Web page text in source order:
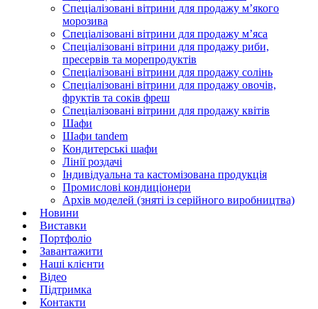
Спеціалізовані вітрини для продажу м’якого
морозива
Спеціалізовані вітрини для продажу м’яса
Спеціалізовані вітрини для продажу риби,
пресервів та морепродуктів
Спеціалізовані вітрини для продажу солінь
Спеціалізовані вітрини для продажу овочів,
фруктів та соків фреш
Спеціалізовані вітрини для продажу квітів
Шафи
Шафи tandem
Кондитерські шафи
Лінії роздачі
Індивідуальна та кастомізована продукція
Промислові кондиціонери
Архів моделей (зняті із серійного виробництва)
Новини
Виставки
Портфоліо
Завантажити
Наші клієнти
Відео
Підтримка
Контакти